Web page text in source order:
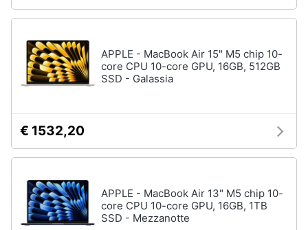
APPLE - MacBook Air 15" M5 chip 10-
core CPU 10-core GPU, 16GB, 512GB
SSD - Galassia
€ 1532,20
APPLE - MacBook Air 13" M5 chip 10-
core CPU 10-core GPU, 16GB, 1TB
SSD - Mezzanotte